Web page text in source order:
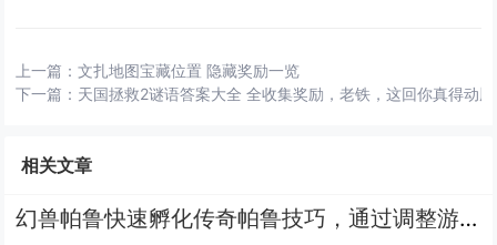
上一篇：文扎地图宝藏位置 隐藏奖励一览
下一篇： 天国拯救2谜语答案大全 全收集奖励，老铁，这回你真得动
相关文章
幻兽帕鲁快速孵化传奇帕鲁技巧，通过调整游戏内时间与特定食物组合可大幅缩短孵化等待